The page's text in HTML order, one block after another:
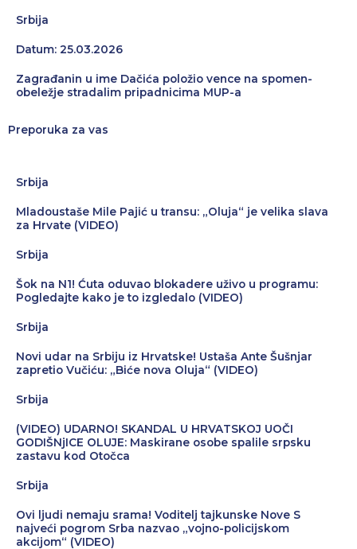
Srbija
Datum: 25.03.2026
Zagrađanin u ime Dačića položio vence na spomen-
obeležje stradalim pripadnicima MUP-a
Preporuka za vas
Srbija
Mladoustaše Mile Pajić u transu: „Oluja“ je velika slava
za Hrvate (VIDEO)
Srbija
Šok na N1! Ćuta oduvao blokadere uživo u programu:
Pogledajte kako je to izgledalo (VIDEO)
Srbija
Novi udar na Srbiju iz Hrvatske! Ustaša Ante Šušnjar
zapretio Vučiću: „Biće nova Oluja“ (VIDEO)
Srbija
(VIDEO) UDARNO! SKANDAL U HRVATSKOJ UOČI
GODIŠNjICE OLUJE: Maskirane osobe spalile srpsku
zastavu kod Otočca
Srbija
Ovi ljudi nemaju srama! Voditelj tajkunske Nove S
najveći pogrom Srba nazvao „vojno-policijskom
akcijom“ (VIDEO)